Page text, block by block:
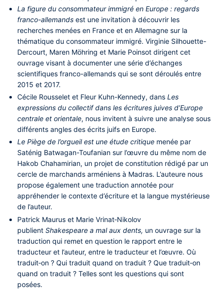
La figure du consommateur immigré en Europe : regards
franco-allemands est une invitation à découvrir les
recherches menées en France et en Allemagne sur la
thématique du consommateur immigré.Virginie Silhouette-
Dercourt, Maren Möhring et Marie Poinsot dirigent cet
ouvrage visant à documenter une série d’échanges
scientifiques franco-allemands qui se sont déroulés entre
2015 et 2017.
Cécile Rousselet et Fleur Kuhn-Kennedy, dansLes
expressions du collectif dans les écritures juives d’Europe
centrale et orientale, nous invitent à suivre une analyse sous
différents angles des écrits juifs en Europe.
Le Piège de l’orgueil est une étude critique menée par
Saténig Batwagan-Toufanian sur l’œuvre du même nom de
Hakob Chahamirian, un projet de constitution rédigé par un
cercle de marchands arméniens à Madras. L’auteure nous
propose également une traduction annotée pour
appréhender le contexte d’écriture et la langue mystérieuse
de l’auteur.
Patrick Maurus et Marie Vrinat‑Nikolov
publient Shakespeare a mal aux dents, un ouvrage sur la
traduction qui remet en question le rapport entre le
traducteur et l’auteur, entre le traducteur et l’œuvre. Où
traduit‑on ? Qui traduit quand on traduit ? Que traduit‑on
quand on traduit ? Telles sont les questions qui sont
posées.